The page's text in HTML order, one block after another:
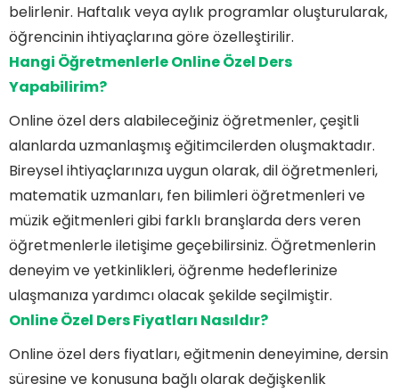
belirlenir. Haftalık veya aylık programlar oluşturularak,
öğrencinin ihtiyaçlarına göre özelleştirilir.
Hangi Öğretmenlerle Online Özel Ders
Yapabilirim?
Online özel ders alabileceğiniz öğretmenler, çeşitli
alanlarda uzmanlaşmış eğitimcilerden oluşmaktadır.
Bireysel ihtiyaçlarınıza uygun olarak, dil öğretmenleri,
matematik uzmanları, fen bilimleri öğretmenleri ve
müzik eğitmenleri gibi farklı branşlarda ders veren
öğretmenlerle iletişime geçebilirsiniz. Öğretmenlerin
deneyim ve yetkinlikleri, öğrenme hedeflerinize
ulaşmanıza yardımcı olacak şekilde seçilmiştir.
Online Özel Ders Fiyatları Nasıldır?
Online özel ders fiyatları, eğitmenin deneyimine, dersin
süresine ve konusuna bağlı olarak değişkenlik